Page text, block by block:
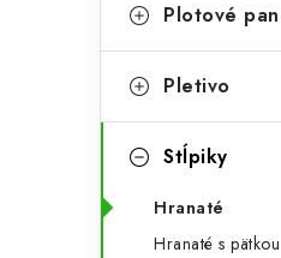
o
n
ý
p
kategórie
a
e
ó
Plotové
Pletivo
Stĺpiky
Hranaté
Hranaté s pätkou